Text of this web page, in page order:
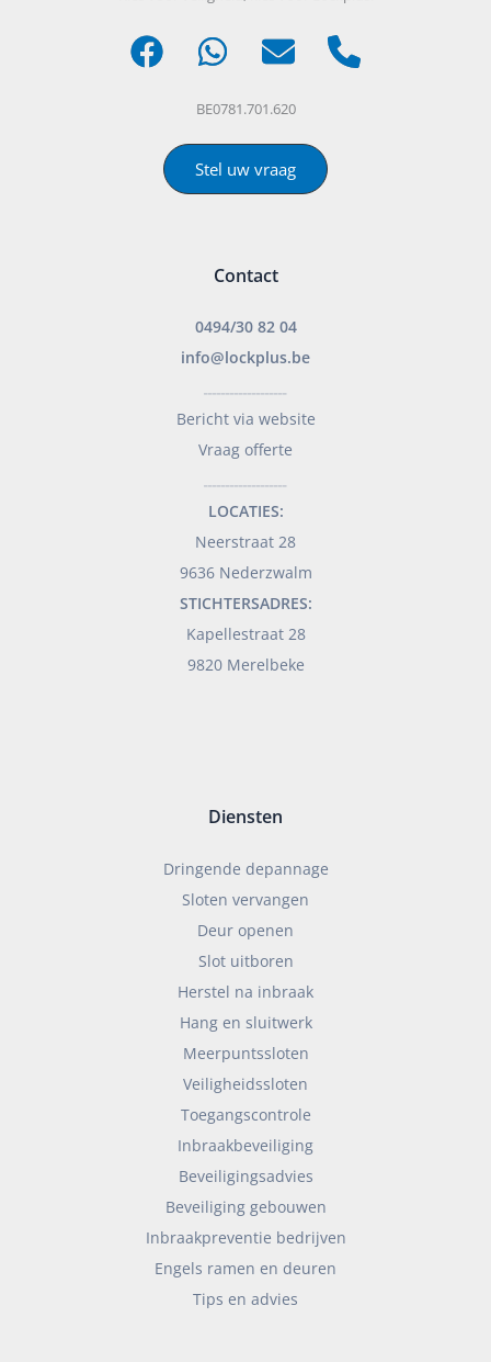
BE0781.701.620
Stel uw vraag
Contact
0494/30 82 04
info@lockplus.be
Bericht via website
Vraag offerte
LOCATIES:
Neerstraat 28
9636 Nederzwalm
STICHTERSADRES:
Kapellestraat 28
9820 Merelbeke
Diensten
Dringende depannage
Sloten vervangen
Deur openen
Slot uitboren
Herstel na inbraak
Hang en sluitwerk
Meerpuntssloten
Veiligheidssloten
Toegangscontrole
Inbraakbeveiliging
Beveiligingsadvies
Beveiliging gebouwen
Inbraakpreventie bedrijven
Engels ramen en deuren
Tips en advies